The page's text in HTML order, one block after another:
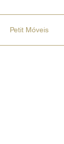
Petit Móveis